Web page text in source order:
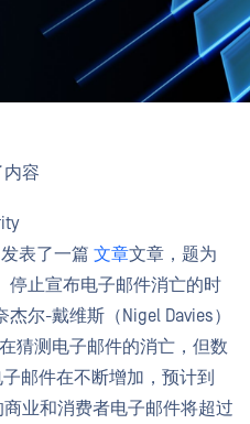
内容
表了一篇 文章文章，题为
停止宣布电子邮件消亡的时
尔-戴维斯（Nigel Davies）
猜测电子邮件的消亡，但数
子邮件在不断增加，预计到
商业和消费者电子邮件将超过